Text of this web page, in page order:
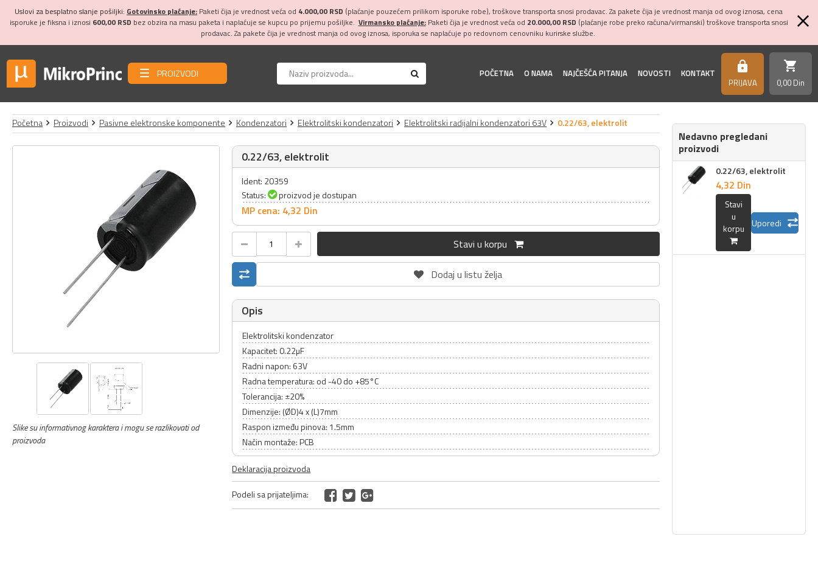
Uslovi za besplatno slanje pošiljki: Gotovinsko plaćanje: Paketi čija je vrednost veća od 4.000,00 RSD (plaćanje pouzećem prilikom isporuke robe), troškove transporta snosi prodavac. Za pakete čija je vrednost manja od ovog iznosa, cena
isporuke je fiksna i iznosi 600,00 RSD bez obzira na masu paketa i naplaćuje se kupcu po prijemu pošiljke. Virmansko plaćanje:Paketi čija je vrednost veća od 20.000,00 RSD (plaćanje robe preko računa/virmanski) troškove transporta snosi
prodavac. Za pakete čija je vrednost manja od ovog iznosa, isporuka se naplaćuje po redovnom cenovniku kurirske službe.
PROIZVODI POČETNA O NAMA NAJČEŠĆA PITANJA NOVOSTI KONTAKT https
PRIJAVA
shopping_cart
0,00 Din
Početna Proizvodi Pasivne elektronske komponente Kondenzatori Elektrolitski kondenzatori Elektrolitski radijalni kondenzatori 63V 0.22/63, elektrolit
Slike su informativnog karaktera i mogu se razlikovati od
proizvoda
0.22/63, elektrolit
Ident: 20359
Status:
proizvod je dostupan
MP cena: 4,32 Din
Stavi u korpu
Dodaj u listu želja
Opis
Elektrolitski kondenzator
Kapacitet: 0.22µF
Radni napon: 63V
Radna temperatura: od -40 do +85°C
Tolerancija: ±20%
Dimenzije: (ØD)4 x (L)7mm
Raspon između pinova: 1.5mm
Način montaže: PCB
Deklaracija proizvoda
Podeli sa prijateljima:
Nedavno pregledani
proizvodi
0.22/63, elektrolit
4,32 Din
Stavi
u
korpu
Uporedi